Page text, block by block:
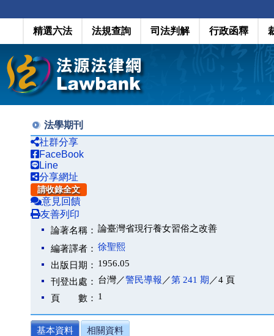
精選六法 法規查詢 司法判解 行政函釋
法學期刊
社群分享
FaceBook
Line
分享網址
請收錄全文
意見回饋
友善列印
論著名稱： 論臺灣省現行養女習俗之改善
編著譯者： 徐聖熙
出版日期： 1956.05
刊登出處： 台灣／警民導報 ／第 241 期 ／4 頁
頁 數： 1
基本資料 相關資料